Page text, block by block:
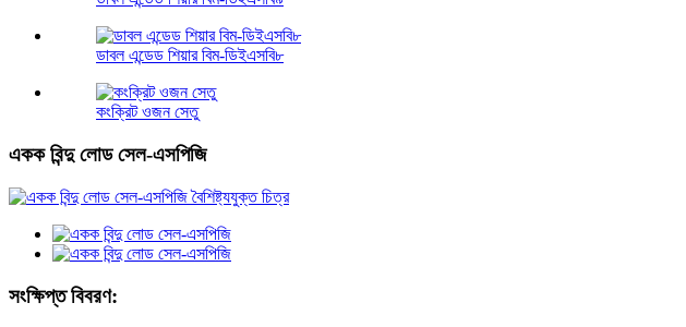
ডাবল এন্ডেড শিয়ার বিম-ডিইএসবি৮
কংক্রিট ওজন সেতু
একক বিন্দু লোড সেল-এসপিজি
সংক্ষিপ্ত বিবরণ: